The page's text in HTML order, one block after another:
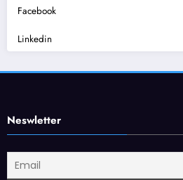
Facebook
Linkedin
Neswletter